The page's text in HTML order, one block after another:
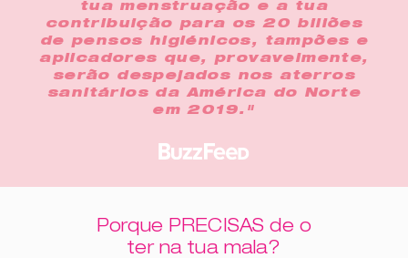
tua menstruação e a tua
contribuição para os 20 biliões
de pensos higiénicos, tampões e
aplicadores que, provavelmente,
serão despejados nos aterros
sanitários da América do Norte
em 2019."
Porque PRECISAS de o
ter na tua mala?